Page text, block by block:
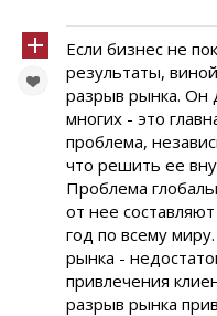
Если бизнес не
результаты,
разрыв рынка. Он
многих - это
проблема,
что решить ее
Проблема
от нее
год по всему
рынка -
привлечения
разрыв рынка